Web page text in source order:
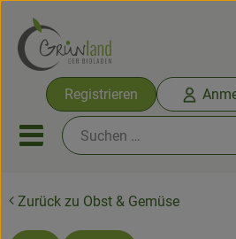
Registrieren
Mobiles Menu
Ökokisten
Zurück zu Obst & Gemüse